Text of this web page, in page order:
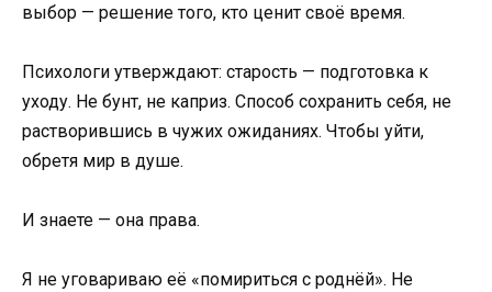
выбор — решение того, кто ценит своё время.
Психологи утверждают: старость — подготовка к
уходу. Не бунт, не каприз. Способ сохранить себя, не
растворившись в чужих ожиданиях. Чтобы уйти,
обретя мир в душе.
И знаете — она права.
Я не уговариваю её «помириться с роднёй». Не